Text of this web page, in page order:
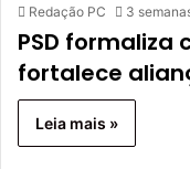
Redação PC 3
PSD
fortalece
Leia mais »